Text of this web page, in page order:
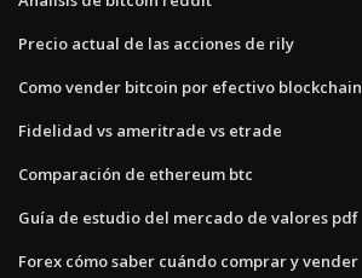
Precio actual de las acciones de rily
Como vender bitcoin por efectivo blockchain
Fidelidad vs ameritrade vs etrade
Comparación de ethereum btc
Guía de estudio del mercado de valores pdf
Forex cómo saber cuándo comprar y vender